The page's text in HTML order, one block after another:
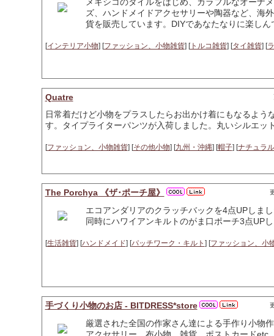
ズ、ハンドメイドアクセサリーや陶器など、海
貨を販売しています。DIYであなたなりに楽し
[インテリア小物] [ファッション、小物雑貨] [トルコ雑貨] [タイ雑貨] [
Quatre
日常着だけど小物をプラスしたらお出かけ着にもなるよ
す。タイプライターパンツが入荷しました。丸いシルエッ
[ファッション、小物雑貨] [その他小物] [九州・沖縄] [帽子] [ナチュラル
The Porchya 《ザ･ポーチ屋》
エコアンダリアのクラッチバックを4点UPしま
同時にハワイアンキルトのがま口ポーチ3点UP
[生活雑貨] [ハンドメイド] [パッチワーク・キルト ] [ファッション、小
手づくり小物のお店 - BITDRESS*store
厳選された全国の作家さん達による手作り小物